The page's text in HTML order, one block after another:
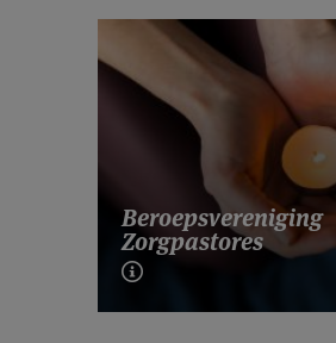
Beroepsvereniging
Zorgpastores